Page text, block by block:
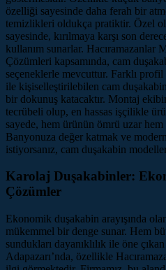
özelliği sayesinde daha ferah bir
temizlikleri oldukça pratiktir. Özel
sayesinde, kırılmaya karşı son
kullanım sunarlar. Hacıramazanlar
Çözümleri kapsamında, cam
seçeneklerle mevcuttur. Farklı
ile kişiselleştirilebilen cam
bir dokunuş katacaktır. Montaj
tecrübeli olup, en hassas işçilikle
sayede, hem ürünün ömrü uzar
Banyonuza değer katmak ve
istiyorsanız, cam duşakabin
Karolaj Duşakabinler:
Çözümler
Ekonomik duşakabin arayışında
mükemmel bir denge sunar. Hem
sundukları dayanıklılık ile öne
Adapazarı’nda, özellikle